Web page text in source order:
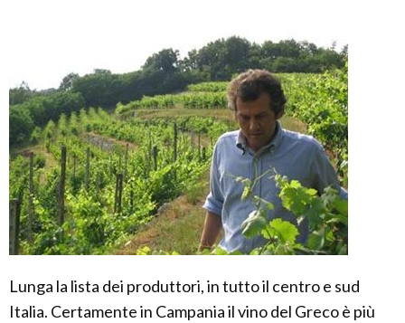
Lunga la lista dei produttori, in tutto il centro e sud
Italia. Certamente in Campania il vino del Greco è più